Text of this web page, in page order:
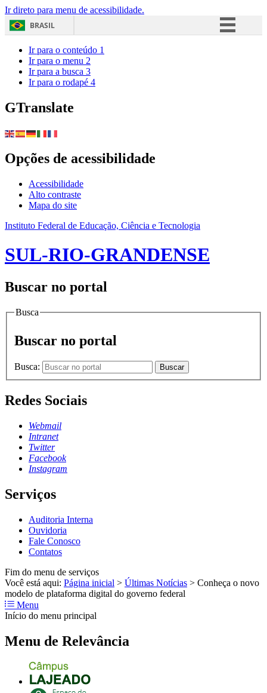
Ir direto para menu de acessibilidade.
BRASIL
Ir para o conteúdo 1
Ir para o menu 2
Ir para a busca 3
Ir para o rodapé 4
GTranslate
Opções de acessibilidade
Acessibilidade
Alto contraste
Mapa do site
Instituto Federal de Educação, Ciência e Tecnologia
SUL-RIO-GRANDENSE
Buscar no portal
Busca
Buscar no portal
Busca: Buscar
Redes Sociais
Webmail
Intranet
Twitter
Facebook
Instagram
Serviços
Auditoria Interna
Ouvidoria
Fale Conosco
Contatos
Fim do menu de serviços
Você está aqui: Página inicial > Últimas Notícias > Conheça o novo
modelo de plataforma digital do governo federal
Menu
Início do menu principal
Menu de Relevância